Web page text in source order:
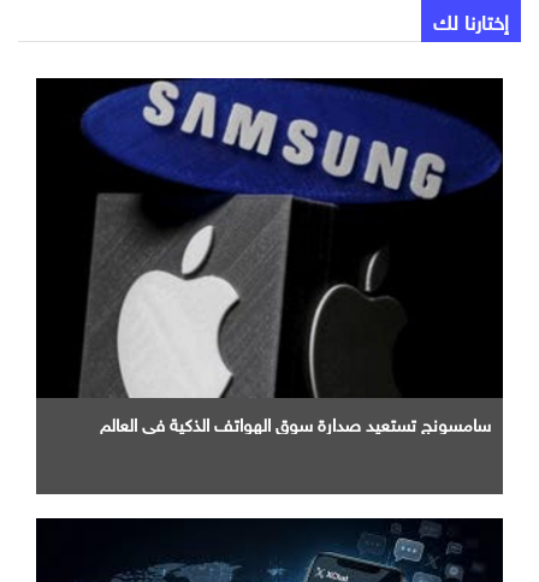
إختارنا لك
سامسونج تستعيد صدارة سوق الهواتف الذكية في العالم